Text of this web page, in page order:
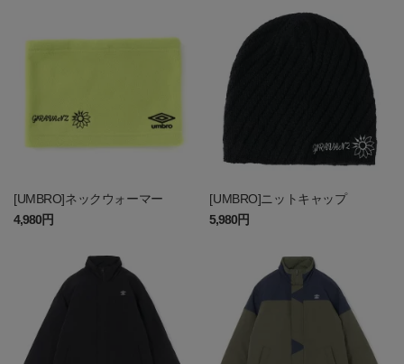
[UMBRO]ネックウォーマー
4,980円
[UMBRO]ニットキャップ
5,980円